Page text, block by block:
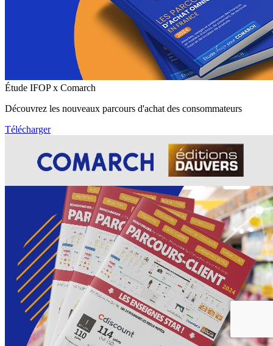
Étude IFOP x Comarch
Découvrez les nouveaux parcours d'achat des consommateurs
Télécharger